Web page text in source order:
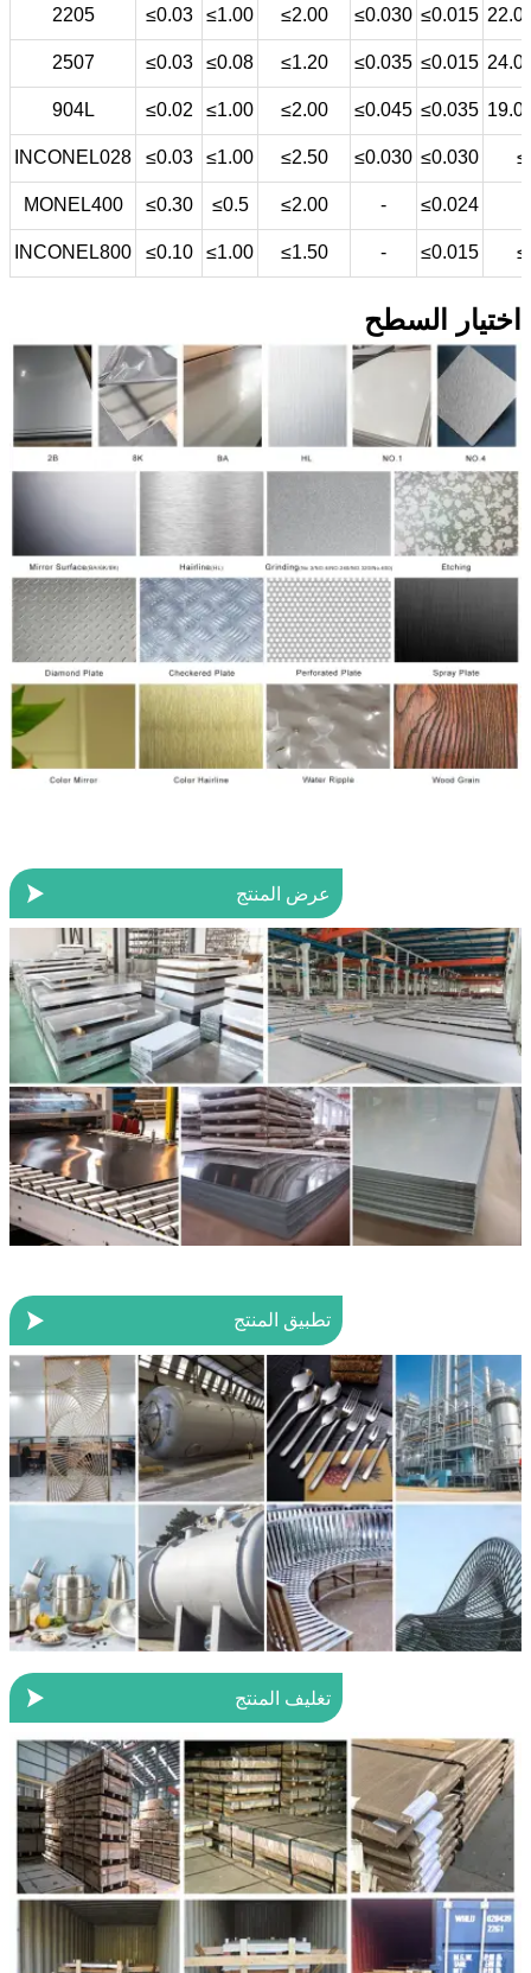
2205 ≤0.03 ≤1.00 ≤2.00 ≤0.030 ≤0.015
2507 ≤0.03 ≤0.08 ≤1.20 ≤0.035 ≤0.015
904L ≤0.02 ≤1.00 ≤2.00 ≤0.045 ≤0.035
INCONEL028 ≤0.03 ≤1.00 ≤2.50 ≤0.030 ≤0.030
MONEL400 ≤0.30 ≤0.5 ≤2.00 - ≤0.024
INCONEL800 ≤0.10 ≤1.00 ≤1.50 - ≤0.015
اختيار السطح
 عرض المنتج
 تطبيق المنتج
 تغليف المنتج